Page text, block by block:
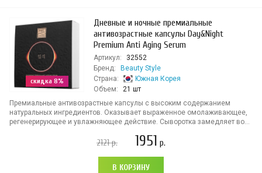
скидка 8%
Дневные и ночные премиальные
антивозрастные капсулы Day&Night
Premium Anti Aging Serum
Артикул:
32552
Бренд:
Beauty Style
Страна:
Южная Корея
Объем:
21 шт
Премиальные антивозрастные капсулы с высоким содержанием
натуральных ингредиентов. Оказывает выраженное омолаживающее,
регенерирующее и увлажняющее действие. Сыворотка замедляет во...
2121р. 1951 р.
В КОРЗИНУ